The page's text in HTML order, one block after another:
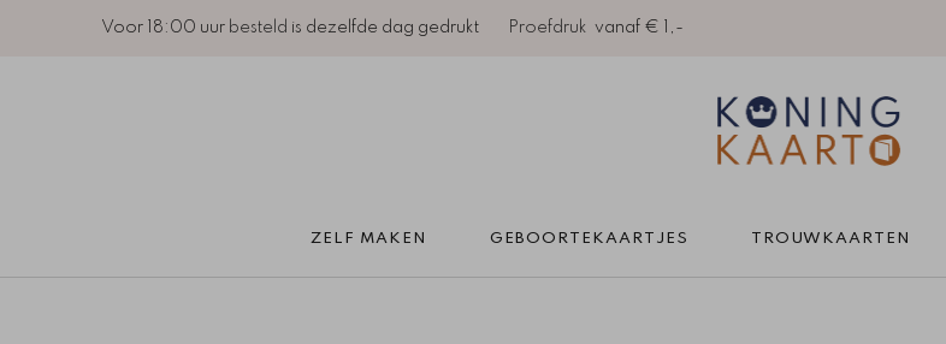
Voor 18:00 uur besteld is dezelfde dag gedrukt Proefdruk vanaf € 1,-
ZELF MAKEN GEBOORTEKAARTJES TROUWKAARTEN